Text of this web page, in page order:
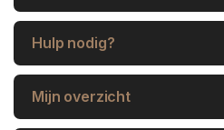
Hulp nodig?
Mijn overzicht